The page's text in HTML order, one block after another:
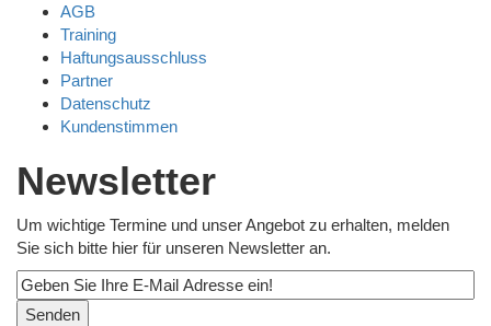
AGB
Training
Haftungsausschluss
Partner
Datenschutz
Kundenstimmen
Newsletter
Um wichtige Termine und unser Angebot zu erhalten, melden
Sie sich bitte hier für unseren Newsletter an.
Senden